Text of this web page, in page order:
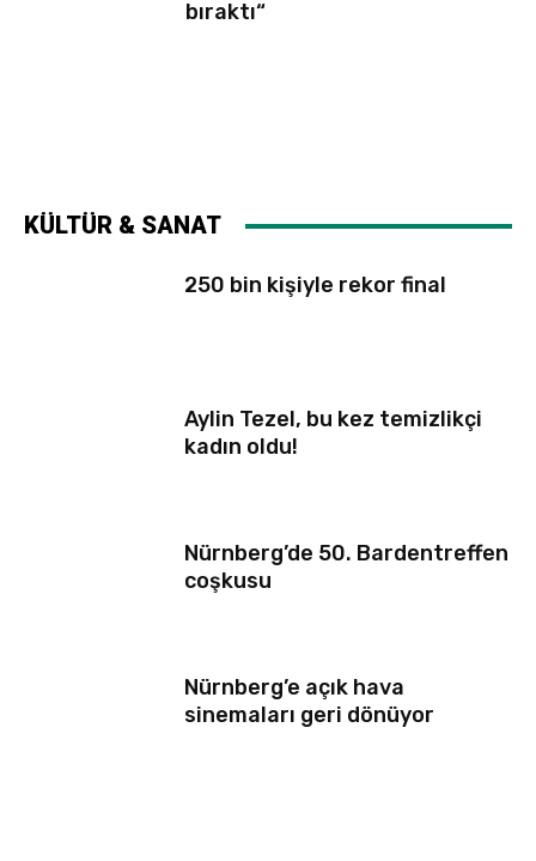
bıraktı“
KÜLTÜR & SANAT
250 bin kişiyle rekor final
Aylin Tezel, bu kez temizlikçi
kadın oldu!
Nürnberg’de 50. Bardentreffen
coşkusu
Nürnberg’e açık hava
sinemaları geri dönüyor